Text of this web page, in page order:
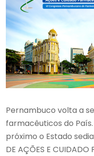
Pernambuco volta a
farmacêuticos do País.
próximo o Estado
DE AÇÕES E CUIDADO